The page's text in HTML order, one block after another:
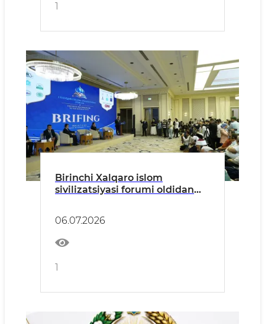
1
Birinchi Xalqaro islom
sivilizatsiyasi forumi oldidan
06.07.2026
1